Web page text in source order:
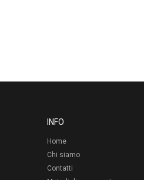
INFO
Home
Chi siamo
Contatti